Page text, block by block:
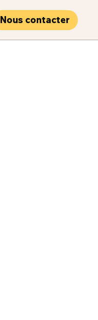
Nous contacter